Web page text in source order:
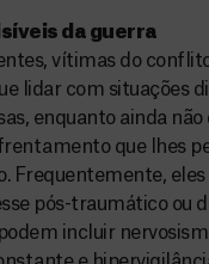
da guerra
vítimas do
lidar com situações
enquanto ainda
que lhes
Frequentemente, eles
pós-traumático ou
incluir